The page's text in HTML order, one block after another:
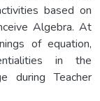
based on
Algebra. At
of equation,
in the
during Teacher